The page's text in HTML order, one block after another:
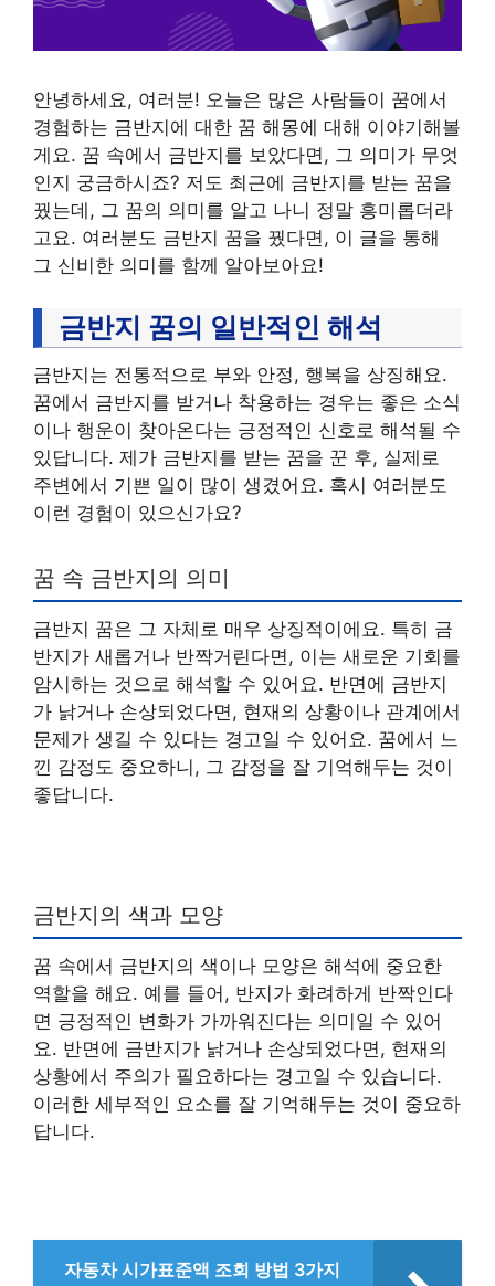
안녕하세요, 여러분! 오늘은 많은 사람들이 꿈에서
경험하는 금반지에 대한 꿈 해몽에 대해 이야기해볼
게요. 꿈 속에서 금반지를 보았다면, 그 의미가 무엇
인지 궁금하시죠? 저도 최근에 금반지를 받는 꿈을
꿨는데, 그 꿈의 의미를 알고 나니 정말 흥미롭더라
고요. 여러분도 금반지 꿈을 꿨다면, 이 글을 통해
그 신비한 의미를 함께 알아보아요!
금반지 꿈의 일반적인 해석
금반지는 전통적으로 부와 안정, 행복을 상징해요.
꿈에서 금반지를 받거나 착용하는 경우는 좋은 소식
이나 행운이 찾아온다는 긍정적인 신호로 해석될 수
있답니다. 제가 금반지를 받는 꿈을 꾼 후, 실제로
주변에서 기쁜 일이 많이 생겼어요. 혹시 여러분도
이런 경험이 있으신가요?
꿈 속 금반지의 의미
금반지 꿈은 그 자체로 매우 상징적이에요. 특히 금
반지가 새롭거나 반짝거린다면, 이는 새로운 기회를
암시하는 것으로 해석할 수 있어요. 반면에 금반지
가 낡거나 손상되었다면, 현재의 상황이나 관계에서
문제가 생길 수 있다는 경고일 수 있어요. 꿈에서 느
낀 감정도 중요하니, 그 감정을 잘 기억해두는 것이
좋답니다.
금반지의 색과 모양
꿈 속에서 금반지의 색이나 모양은 해석에 중요한
역할을 해요. 예를 들어, 반지가 화려하게 반짝인다
면 긍정적인 변화가 가까워진다는 의미일 수 있어
요. 반면에 금반지가 낡거나 손상되었다면, 현재의
상황에서 주의가 필요하다는 경고일 수 있습니다.
이러한 세부적인 요소를 잘 기억해두는 것이 중요하
답니다.
자동차 시가표준액 조회 방법 3가지